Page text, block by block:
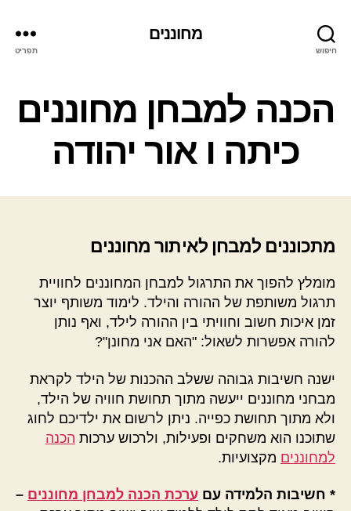
חיפוש
מחוננים
תפריט
קטגוריות
הכנה למבחן מחוננים
כיתה ו אור יהודה
מתכוננים למבחן לאיתור מחוננים
מומלץ להפוך את התרגול למבחן המחוננים לחוויית
תרגול משותפת של ההורה והילד. לימוד משותף יוצר
זמן איכות חשוב וחוויתי בין ההורה לילד, ואף נותן
להורה אפשרות לשאול: "האם אני מחונן"?
ישנה חשיבות גבוהה ששלב ההכנות של הילד לקראת
מבחני מחוננים ייעשה מתוך תחושת חוויה של הילד,
ולא מתוך תחושת כפייה. ניתן לרשום את ילדיכם לחוג
שתוכנו הוא משחקים ופעילות, ולרכוש ערכות הכנה
למחוננים מקצועיות.
* חשיבות הלמידה עם ערכת הכנה למבחן מחוננים –